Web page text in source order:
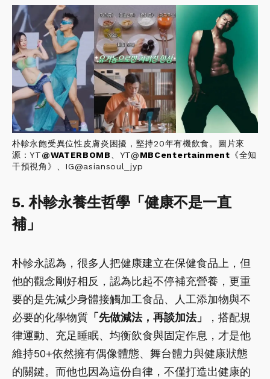
朴軫永飽受異位性皮膚炎困擾，堅持20年有機飲食。圖片來
源：YT@WATERBOMB、YT@MBCentertainment 《全知
干預視角》、IG@asiansoul_jyp
5. 朴軫永養生哲學「健康不是一直
補」
朴軫永認為，很多人把健康建立在保健食品上，但
他的觀念剛好相反，認為比起不停補充營養，更重
要的是先減少身體接觸加工食品、人工添加物與不
必要的化學物質 「先做減法，再談加法」
，搭配規
律運動、充足睡眠、均衡飲食與固定作息，才是他
維持50+依然擁有偶像體態、舞台體力與健康狀態
的關鍵。而他也因為這份自律，不僅打造出健康的